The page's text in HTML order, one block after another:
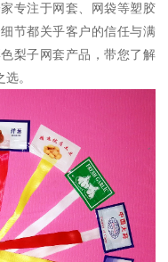
专注于网套、网袋等塑胶
节都关乎客户的信任与满
梨子网套产品，带您了解
。